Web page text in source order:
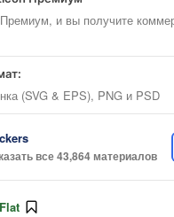
и вы получите
(SVG & EPS), PNG и PSD
все 43,864 материалов